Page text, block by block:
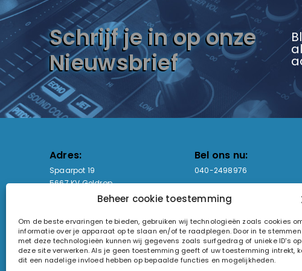
Beheer cookie toestemming
Om de beste ervaringen te bieden, gebruiken wij technologieën zoals cookies
informatie over je apparaat op te slaan en/of te raadplegen. Door in te stemmen
met deze technologieën kunnen wij gegevens zoals surfgedrag of unieke ID's op
deze site verwerken. Als je geen toestemming geeft of uw toestemming intrekt,
dit een nadelige invloed hebben op bepaalde functies en mogelijkheden.
Schrijf je in op onze
Nieuwsbrief
Adres:
Spaarpot 19
5667 KV Geldrop
Bel ons nu:
040-2498976
sales@lightandsound.store
Openingstijden:
Ma - Vr: 09:00-17:00
Za: Enkel op afspraak
KvK-nummer: 60857196
Btw-nummer: NL854090368B01